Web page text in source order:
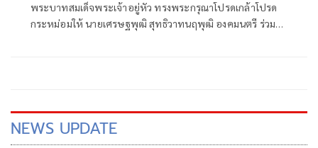
พระบาทสมเด็จพระเจ้าอยู่หัว ทรงพระกรุณาโปรดเกล้าโปรด
กระหม่อมให้ นายเศรษฐพุฒิ สุทธิวาทนฤพุฒิ องคมนตรี ร่วม
NEWS UPDATE